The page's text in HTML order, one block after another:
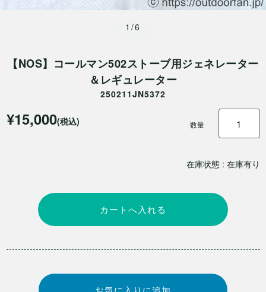
1/6
【NOS】コールマン502ストーブ用ジェネレーター
＆レギュレーター
250211JN5372
在庫状態 : 在庫有り
¥15,000(税込) 数量